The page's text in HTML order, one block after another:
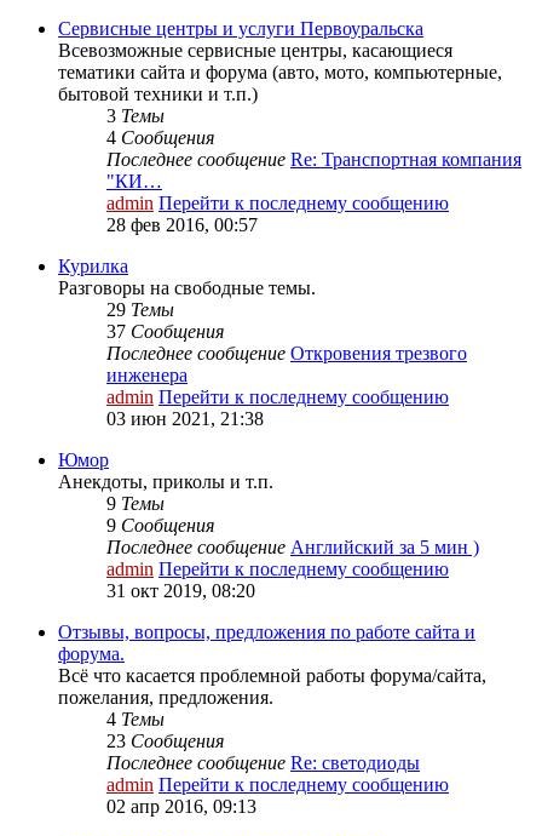
Сервисные центры и услуги Первоуральска
Всевозможные сервисные центры, касающиеся
тематики сайта и форума (авто, мото, компьютерные,
бытовой техники и т.п.)
3 Темы
4 Сообщения
Последнее сообщение Re: Транспортная компания
"КИ…
admin Перейти к последнему сообщению
28 фев 2016, 00:57
Курилка
Разговоры на свободные темы.
29 Темы
37 Сообщения
Последнее сообщение Откровения трезвого
инженера
admin Перейти к последнему сообщению
03 июн 2021, 21:38
Юмор
Анекдоты, приколы и т.п.
9 Темы
9 Сообщения
Последнее сообщение Английский за 5 мин )
admin Перейти к последнему сообщению
31 окт 2019, 08:20
Отзывы, вопросы, предложения по работе сайта и
форума.
Всё что касается проблемной работы форума/сайта,
пожелания, предложения.
4 Темы
23 Сообщения
Последнее сообщение Re: светодиоды
admin Перейти к последнему сообщению
02 апр 2016, 09:13